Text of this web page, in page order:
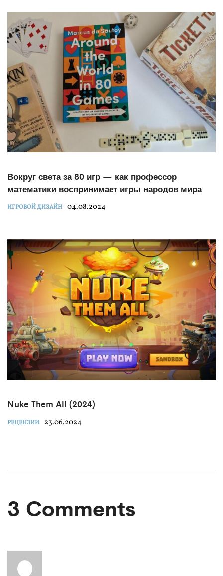
Вокруг света за 80 игр — как профессор
математики воспринимает игры народов мира
ИГРОВОЙ ДИЗАЙН 04.08.2024
Nuke Them All (2024)
РЕЦЕНЗИИ 23.06.2024
3 Comments